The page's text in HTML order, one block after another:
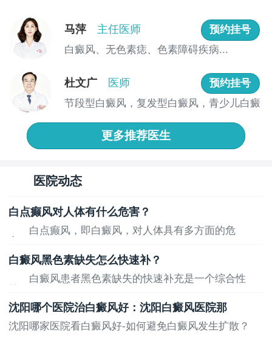
马萍 主任医师
预约挂号
白癜风、无色素痣、色素障碍疾病...
杜文广 医师
预约挂号
节段型白癜风，复发型白癜风，青少儿白癜
更多推荐医生
医院动态
白点癫风对人体有什么危害？
白点癫风，即白癜风，对人体具有多方面的危
白癜风黑色素缺失怎么快速补？
白癜风患者黑色素缺失的快速补充是一个综合性
沈阳哪个医院治白癜风好：沈阳白癜风医院那
沈阳哪家医院看白癜风好-如何避免白癜风发生扩散？